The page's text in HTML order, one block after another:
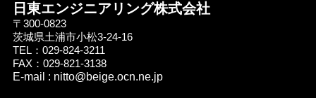
日東エンジニアリング株式会社
〒300-0823
茨城県土浦市小松3-24-16
TEL：029-824-3211
FAX：029-821-3138
E-mail : nitto@beige.ocn.ne.jp